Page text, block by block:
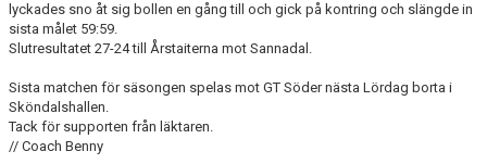
lyckades sno åt sig bollen en gång till och gick på kontring och slängde in
sista målet 59:59.
Slutresultatet 27-24 till Årstaiterna mot Sannadal.
Sista matchen för säsongen spelas mot GT Söder nästa Lördag borta i
Sköndalshallen.
Tack för supporten från läktaren.
// Coach Benny